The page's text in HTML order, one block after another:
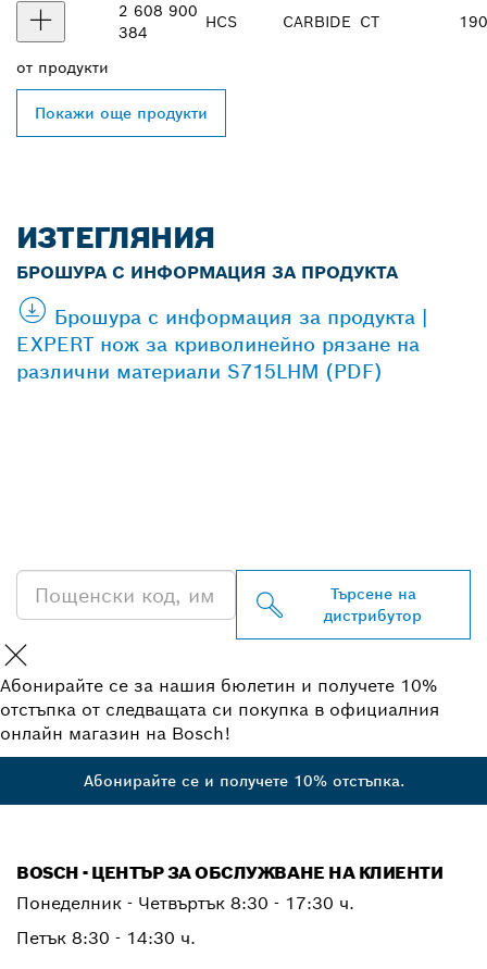
2 608 900
384
HCS CARBIDE CT 190
от продукти
Покажи още продукти
ИЗТЕГЛЯНИЯ
БРОШУРА С ИНФОРМАЦИЯ ЗА ПРОДУКТА
Брошура с информация за продукта |
EXPERT нож за криволинейно рязане на
различни материали S715LHM (PDF)
Търсене на
дистрибутор
Абонирайте се за нашия бюлетин и получете 10%
отстъпка от следващата си покупка в официалния
онлайн магазин на Bosch!
Абонирайте се и получете 10% отстъпка.
BOSCH - ЦЕНТЪР ЗА ОБСЛУЖВАНЕ НА КЛИЕНТИ
Понеделник - Четвъртък 8:30 - 17:30 ч.
Петък 8:30 - 14:30 ч.